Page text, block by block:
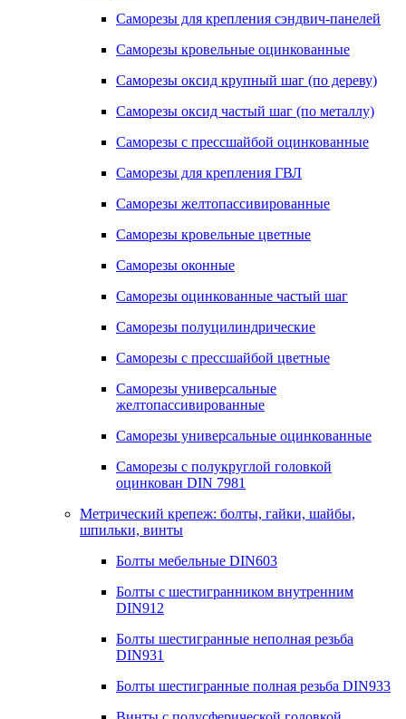
Саморезы для крепления сэндвич-панелей
Саморезы кровельные оцинкованные
Саморезы оксид крупный шаг (по дереву)
Саморезы оксид частый шаг (по металлу)
Саморезы с прессшайбой оцинкованные
Саморезы для крепления ГВЛ
Саморезы желтопассивированные
Саморезы кровельные цветные
Саморезы оконные
Саморезы оцинкованные частый шаг
Саморезы полуцилиндрические
Саморезы с прессшайбой цветные
Саморезы универсальные
желтопассивированные
Саморезы универсальные оцинкованные
Саморезы с полукруглой головкой
оцинкован DIN 7981
Метрический крепеж: болты, гайки, шайбы,
шпильки, винты
Болты мебельные DIN603
Болты с шестигранником внутренним
DIN912
Болты шестигранные неполная резьба
DIN931
Болты шестигранные полная резьба DIN933